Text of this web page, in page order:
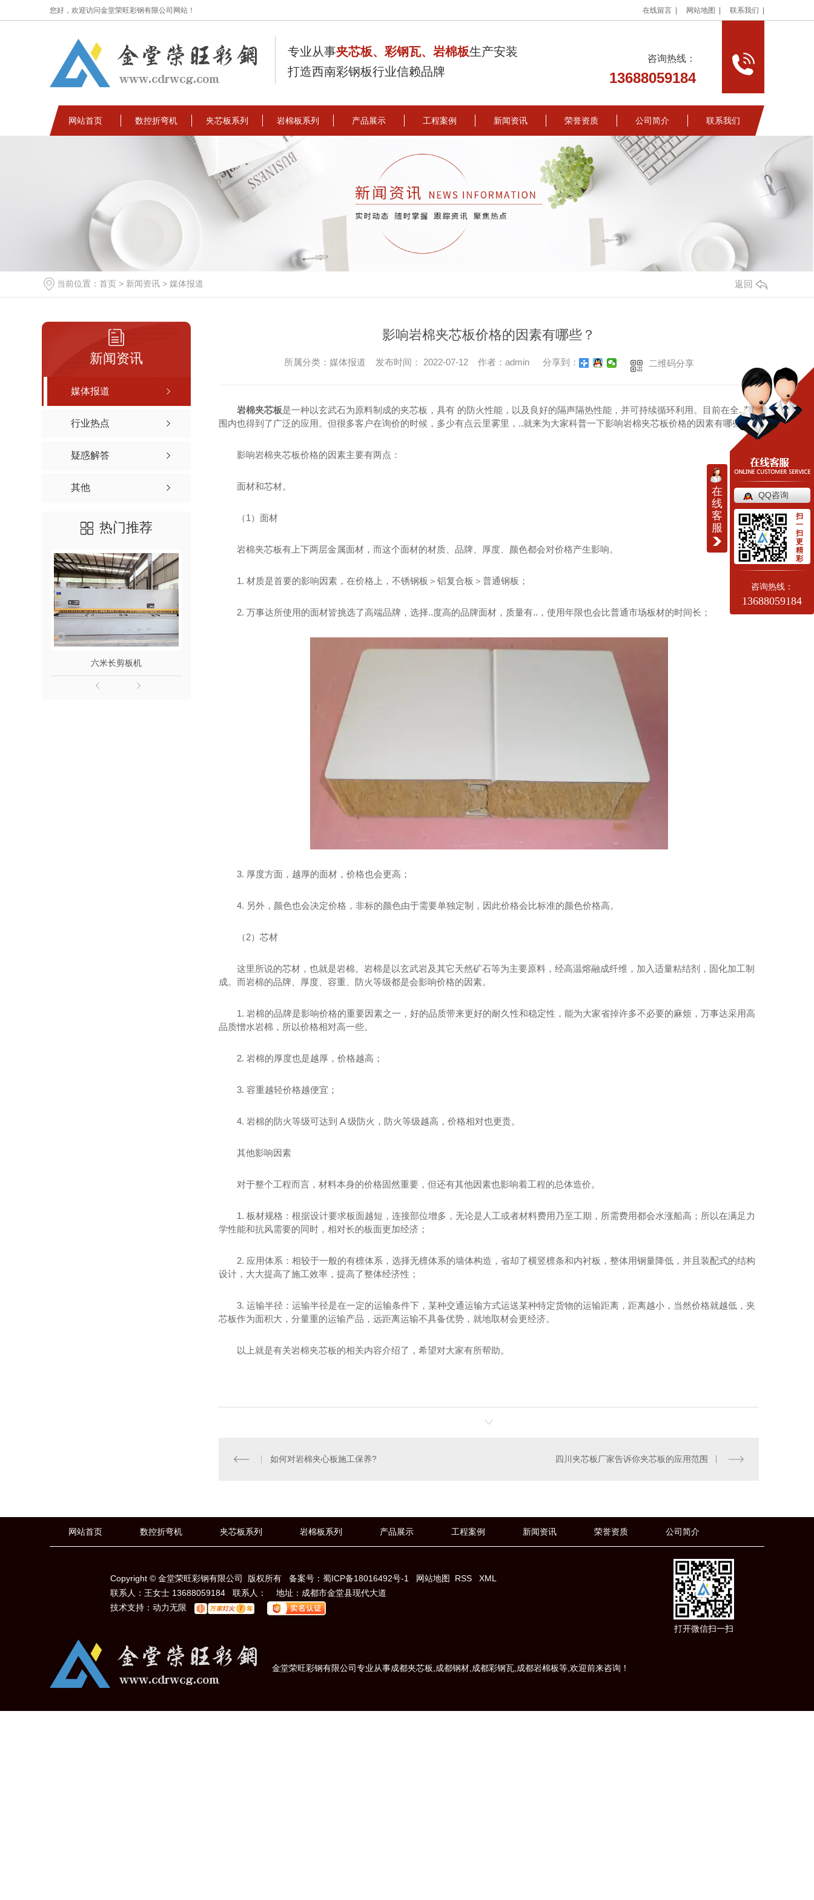
您好，欢迎访问金堂荣旺彩钢有限公司网站！ 在线留言 | 网站地图 | 联系我们 |
专业从事夹芯板、彩钢瓦、岩棉板生产安装
打造西南彩钢板行业信赖品牌
咨询热线：
13688059184
网站首页 数控折弯机 夹芯板系列 岩棉板系列 产品展示 工程案例 新闻资讯 荣誉资质 公司简介 联系我们
当前位置： 首页 > 新闻资讯 > 媒体报道 返回
新闻资讯
媒体报道
行业热点
疑惑解答
其他
热门推荐
六米长剪板机
影响岩棉夹芯板价格的因素有哪些？
所属分类：媒体报道 发布时间： 2022-07-12 作者：admin 分享到： 二维码分享
岩棉夹芯板是一种以玄武石为原料制成的夹芯板，具有 的防火性能，以及良好的隔声隔热性能，并可持续循环利用。目前在全..范
围内也得到了广泛的应用。但很多客户在询价的时候，多少有点云里雾里，..就来为大家科普一下影响岩棉夹芯板价格的因素有哪些。
影响岩棉夹芯板价格的因素主要有两点：
面材和芯材。
（1）面材
岩棉夹芯板有上下两层金属面材，而这个面材的材质、品牌、厚度、颜色都会对价格产生影响。
1. 材质是首要的影响因素，在价格上，不锈钢板＞铝复合板＞普通钢板；
2. 万事达所使用的面材皆挑选了高端品牌，选择..度高的品牌面材，质量有..，使用年限也会比普通市场板材的时间长；
3. 厚度方面，越厚的面材，价格也会更高；
4. 另外，颜色也会决定价格，非标的颜色由于需要单独定制，因此价格会比标准的颜色价格高。
（2）芯材
这里所说的芯材，也就是岩棉。岩棉是以玄武岩及其它天然矿石等为主要原料，经高温熔融成纤维，加入适量粘结剂，固化加工制
成。而岩棉的品牌、厚度、容重、防火等级都是会影响价格的因素。
1. 岩棉的品牌是影响价格的重要因素之一，好的品质带来更好的耐久性和稳定性，能为大家省掉许多不必要的麻烦，万事达采用高
品质憎水岩棉，所以价格相对高一些。
2. 岩棉的厚度也是越厚，价格越高；
3. 容重越轻价格越便宜；
4. 岩棉的防火等级可达到 A 级防火，防火等级越高，价格相对也更贵。
其他影响因素
对于整个工程而言，材料本身的价格固然重要，但还有其他因素也影响着工程的总体造价。
1. 板材规格：根据设计要求板面越短，连接部位增多，无论是人工或者材料费用乃至工期，所需费用都会水涨船高；所以在满足力
学性能和抗风需要的同时，相对长的板面更加经济；
2. 应用体系：相较于一般的有檩体系，选择无檩体系的墙体构造，省却了横竖檩条和内衬板，整体用钢量降低，并且装配式的结构
设计，大大提高了施工效率，提高了整体经济性；
3. 运输半径：运输半径是在一定的运输条件下，某种交通运输方式运送某种特定货物的运输距离，距离越小，当然价格就越低，夹
芯板作为面积大，分量重的运输产品，远距离运输不具备优势，就地取材会更经济。
以上就是有关岩棉夹芯板的相关内容介绍了，希望对大家有所帮助。
如何对岩棉夹心板施工保养? 四川夹芯板厂家告诉你夹芯板的应用范围
网站首页 数控折弯机 夹芯板系列 岩棉板系列 产品展示 工程案例 新闻资讯 荣誉资质 公司简介
Copyright © 金堂荣旺彩钢有限公司 版权所有 备案号： 蜀ICP备18016492号-1 网站地图 RSS
XML
联系人：王女士 13688059184 联系人： 地址：成都市金堂县现代大道
技术支持： 动力无限
打开微信扫一扫
金堂荣旺彩钢有限公司专业从事成都夹芯板,成都钢材,成都彩钢瓦,成都岩棉板等,欢迎前来咨询！
在
线
客
服
QQ咨询
扫
一
扫
更
精
彩
咨询热线：
13688059184